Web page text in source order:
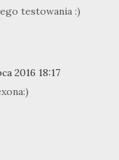
testowania :)
2016 18:17